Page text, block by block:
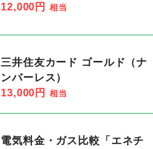
12,000円 相当
三井住友カード ゴールド（ナ
ンバーレス）
13,000円 相当
電気料金・ガス比較「エネチ